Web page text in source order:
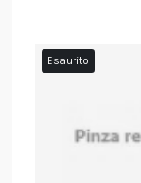
Esaurito